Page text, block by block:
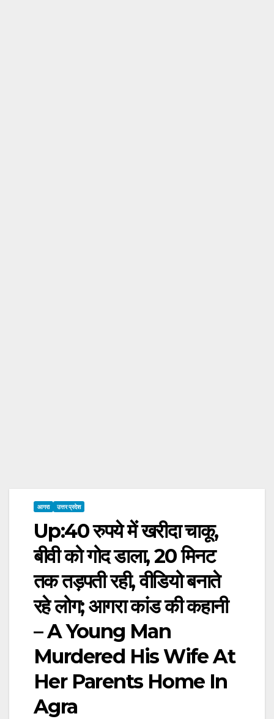
आगरा उत्तर प्रदेश
Up:40 रुपये में खरीदा चाकू,
बीवी को गोद डाला, 20 मिनट
तक तड़पती रही, वीडियो बनाते
रहे लोग; आगरा कांड की कहानी
– A Young Man
Murdered His Wife At
Her Parents Home In
Agra